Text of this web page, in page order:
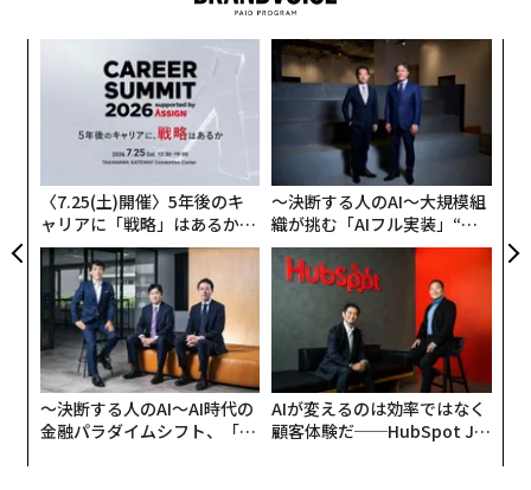
大失敗に終わった『The Last Of Us Online』開発 責任はソニーの戦略ミ
スクエニの絶不調、問題は「ソニー依存」 PS独占は終了の公算大
タグ：
ゲーム/ゲームビジネス/ゲーム業界
Microsoft/マイクロソフト
Xbox
advertisement
万円）増えた。
〈7.25(土)開催〉5年後のキ
ャリアに「戦略」はあるか。
トップエグゼクティブのキャ
リアに触れる1日│CAREER S
UMMIT 2026
〜決断する人のAI〜大規模組
織が挑む「AIフル実装」“使
う”企業から“動く”企業へ【N
TTドコモビジネス×PwC】
〜決断する人のAI〜AI時代の
金融パラダイムシフト、「超
AIが変えるのは効率ではなく
顧客体験だ──HubSpot Ja